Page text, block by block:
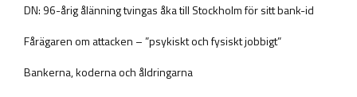
DN: 96-årig ålänning tvingas åka till Stockholm för sitt bank-id
Fårägaren om attacken – ”psykiskt och fysiskt jobbigt”
Bankerna, koderna och åldringarna